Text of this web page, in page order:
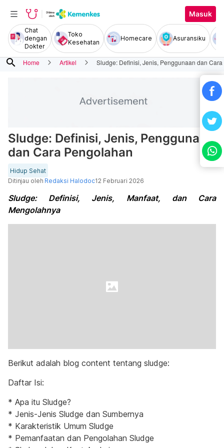
Masuk
Chat
dengan
Dokter
Toko
Kesehatan
Homecare Asuransiku
search Home Artikel Sludge: Definisi, Jenis, Penggunaan dan
Sludge: Definisi, Jenis, Penggunaan
dan Cara Pengolahan
Hidup Sehat
Ditinjau oleh Redaksi Halodoc12 Februari 2026
Sludge: Definisi, Jenis, Manfaat, dan Cara
Mengolahnya
Berikut adalah blog content tentang sludge:
Daftar Isi:
* Apa itu Sludge?
* Jenis-Jenis Sludge dan Sumbernya
* Karakteristik Umum Sludge
* Pemanfaatan dan Pengolahan Sludge